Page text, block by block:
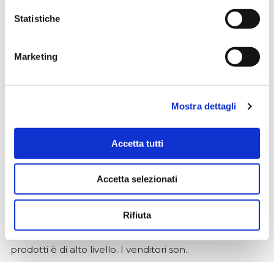
Statistiche
Marketing
Mostra dettagli
Accetta tutti
Accetta selezionati
Rifiuta
Ho acquistato un impianto Bose usato e ne sono
super soddisfatto. Professionalità e gentilezza da parte
Ho acquistato un contrabbasso elettrico Stanzani, un
microfono professionale, amplificatore, cuffie, aste e
cavi vari come regali per il mio compagno. Lo
strumento è a dir poco meraviglioso e il resto dei
prodotti è di alto livello. I venditori son..